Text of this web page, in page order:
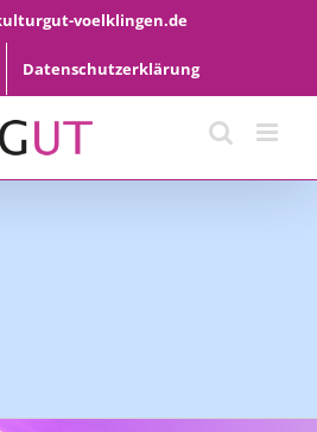
voelklingen.de
Datenschutzerklärung